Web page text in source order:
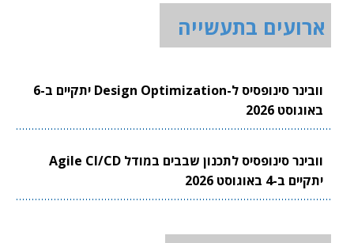
ארועים בתעשייה
וובינר סינופסיס ל-Design Optimization יתקיים ב-6
באוגוסט 2026
וובינר סינופסיס לתכנון שבבים במודל Agile CI/CD
יתקיים ב-4 באוגוסט 2026